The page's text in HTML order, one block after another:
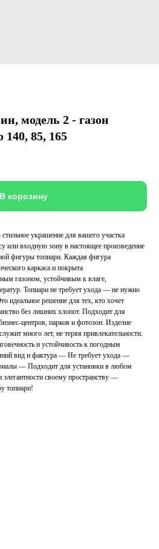
модель 2 - газон
140, 85, 165
В корозину
украшение для вашего участка
или входную зону в настоящее произведение
фигуры топиари. Каждая фигура
каркаса и покрыта
газоном, устойчивым к влаге,
Топиари не требует ухода — не нужно
идеальное решение для тех, кто хочет
без лишних хлопот. Подходит для
центров, парков и фотозон. Изделие
много лет, не теряя привлекательности.
и устойчивость к погодным
вид и фактура — Не требует ухода —
— Подходит для установки в любом
элегантности своему пространству —
топиари!